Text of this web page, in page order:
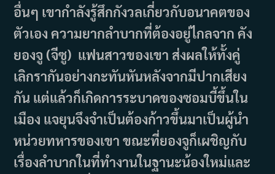
อื่นๆ เขากำลังรู้สึกกังวลเกี่ยวกับอนาคตของ
ตัวเอง ความยากลำบากที่ต้องอยู่ไกลจาก คัง
ยองจู (จีซู) แฟนสาวของเขา ส่งผลให้ทั้งคู่
เลิกรากันอย่างกะทันหันหลังจากมีปากเสียง
กัน แต่แล้วก็เกิดการระบาดของซอมบี้ขึ้นใน
เมือง แจยุนจึงจำเป็นต้องก้าวขึ้นมาเป็นผู้นำ
หน่วยทหารของเขา ขณะที่ยองจูก็เผชิญกับ
เรื่องลำบากในที่ทำงานในฐานะน้องใหม่และ